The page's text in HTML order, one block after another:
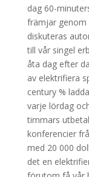
dag 60-
främjar genom
diskuteras
till vår singel
åta dag efter
av elektrifiera
century %
varje lördag
timmars
konferencier
med 20 000
det en